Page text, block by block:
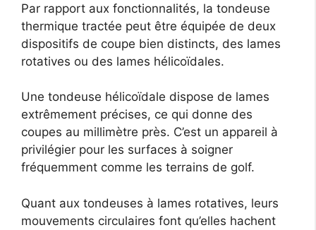
Par rapport aux fonctionnalités, la tondeuse
thermique tractée peut être équipée de deux
dispositifs de coupe bien distincts, des lames
rotatives ou des lames hélicoïdales.
Une tondeuse hélicoïdale dispose de lames
extrêmement précises, ce qui donne des
coupes au millimètre près. C’est un appareil à
privilégier pour les surfaces à soigner
fréquemment comme les terrains de golf.
Quant aux tondeuses à lames rotatives, leurs
mouvements circulaires font qu’elles hachent